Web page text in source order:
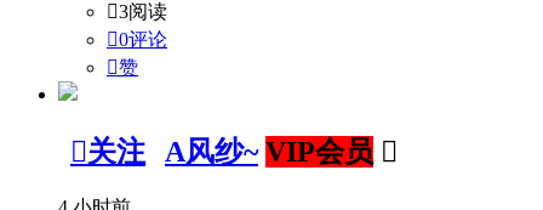
3阅读
0评论
赞
关注 A风纱~ VIP会员 